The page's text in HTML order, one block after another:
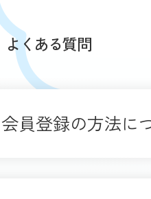
よくある質問
員登録の方法に